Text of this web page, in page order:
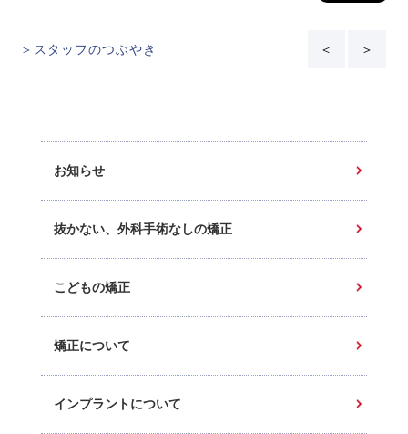
＞スタッフのつぶやき ＜ ＞
お知らせ
抜かない、外科手術なしの矯正
こどもの矯正
矯正について
インプラントについて